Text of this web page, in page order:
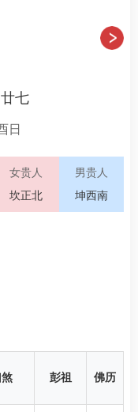
七
日
女贵人
坎正北
男贵人
坤西南
煞 彭祖 佛历